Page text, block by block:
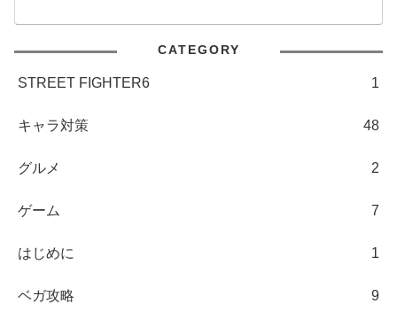
CATEGORY
STREET FIGHTER6 1
キャラ対策 48
グルメ 2
ゲーム 7
はじめに 1
ベガ攻略 9